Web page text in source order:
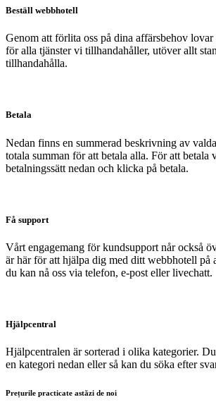
Beställ webbhotell
Genom att förlita oss på dina affärsbehov
för alla tjänster vi tillhandahåller, utöver allt
tillhandahålla.
Betala
Nedan finns en summerad beskrivning av
totala summan för att betala alla. För att betala
betalningssätt nedan och klicka på betala.
Få support
Vårt engagemang för kundsupport når också
är här för att hjälpa dig med ditt webbhotell på
du kan nå oss via telefon, e-post eller livechatt.
Hjälpcentral
Hjälpcentralen är sorterad i olika kategorier.
en kategori nedan eller så kan du söka efter
Prețurile practicate astăzi de noi